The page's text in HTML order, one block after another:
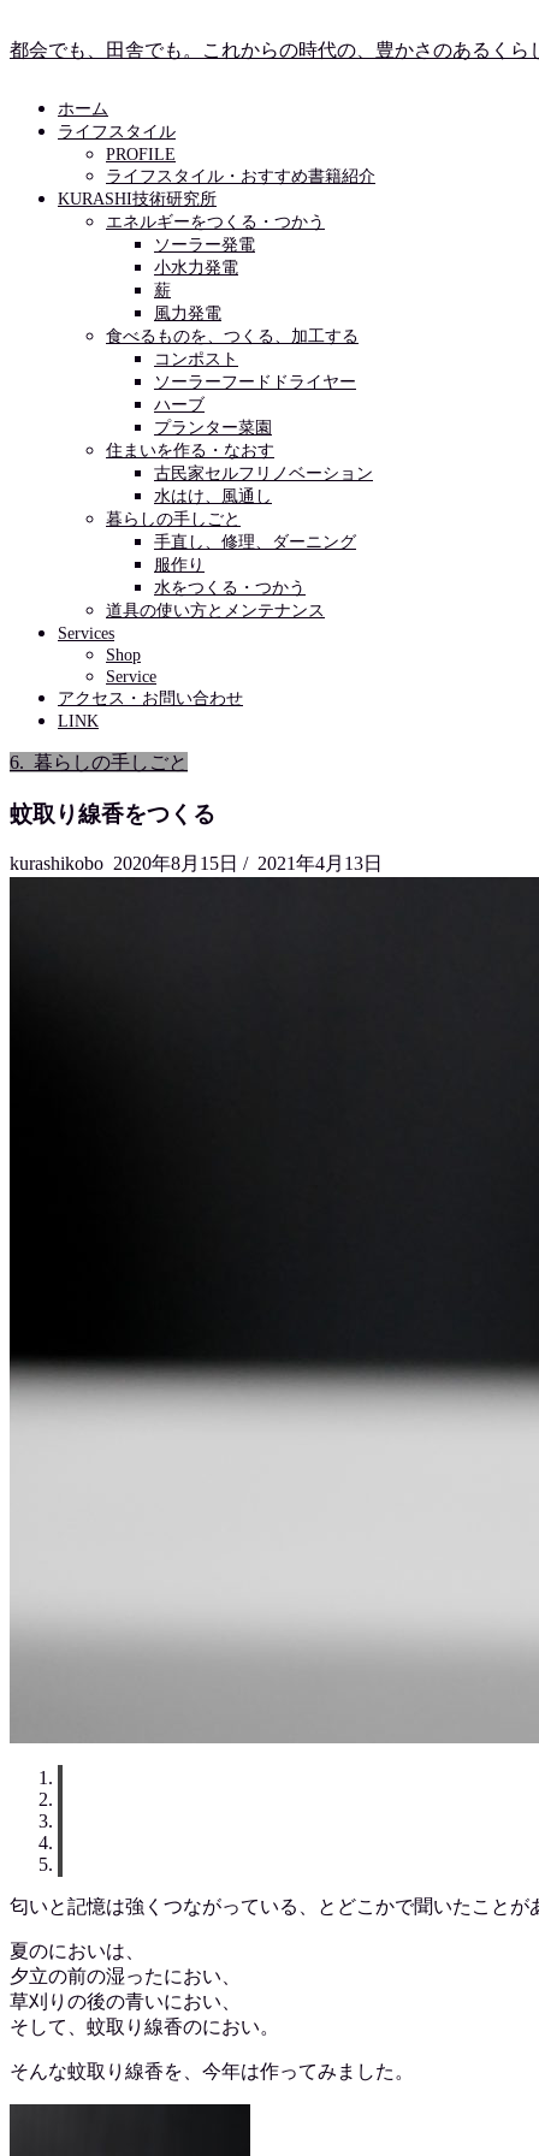
都会でも、田舎でも。これからの時代の、豊かさのあるくら
ホーム
ライフスタイル
PROFILE
ライフスタイル・おすすめ書籍紹介
KURASHI技術研究所
エネルギーをつくる・つかう
ソーラー発電
小水力発電
薪
風力発電
食べるものを、つくる、加工する
コンポスト
ソーラーフードドライヤー
ハーブ
プランター菜園
住まいを作る・なおす
古民家セルフリノベーション
水はけ、風通し
暮らしの手しごと
手直し、修理、ダーニング
服作り
水をつくる・つかう
道具の使い方とメンテナンス
Services
Shop
Service
アクセス・お問い合わせ
LINK
6._暮らしの手しごと
蚊取り線香をつくる
kurashikobo 2020年8月15日 / 2021年4月13日
匂いと記憶は強くつながっている、とどこかで聞いたことが
夏のにおいは、
夕立の前の湿ったにおい、
草刈りの後の青いにおい、
そして、蚊取り線香のにおい。
そんな蚊取り線香を、今年は作ってみました。